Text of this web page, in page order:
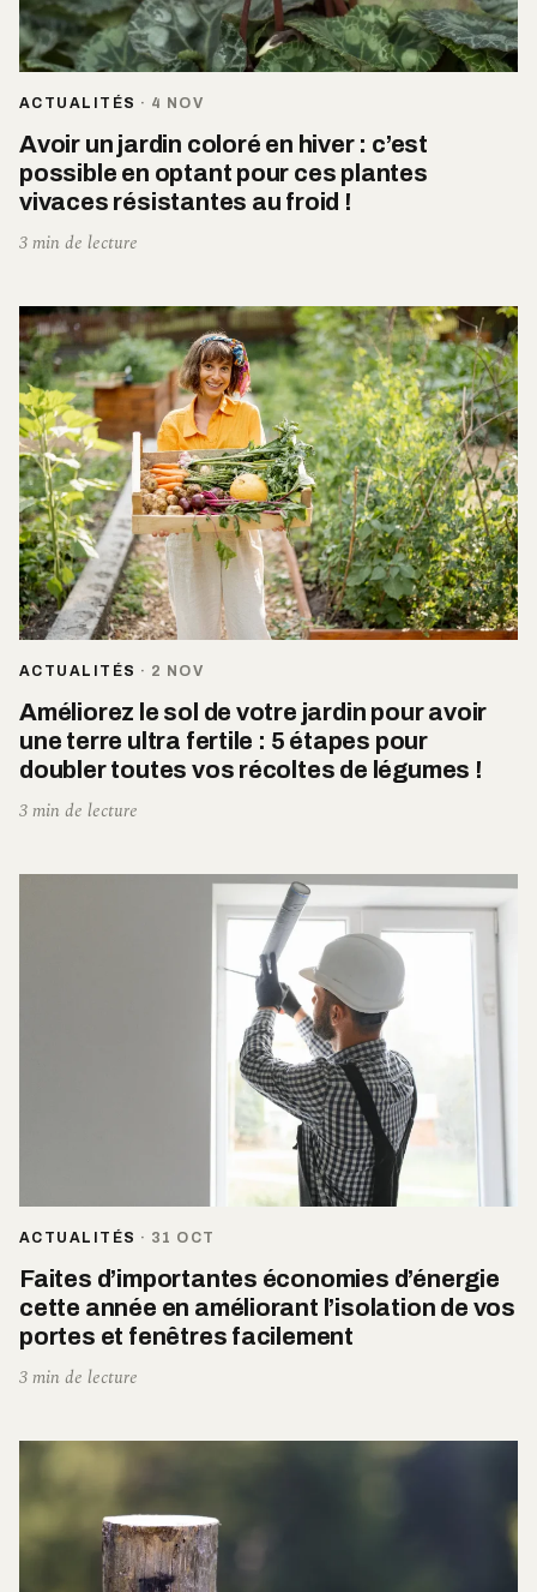
ACTUALITÉS · 4 NOV
Avoir un jardin coloré en hiver : c’est
possible en optant pour ces plantes
vivaces résistantes au froid !
3 min de lecture
ACTUALITÉS · 2 NOV
Améliorez le sol de votre jardin pour avoir
une terre ultra fertile : 5 étapes pour
doubler toutes vos récoltes de légumes !
3 min de lecture
ACTUALITÉS · 31 OCT
Faites d’importantes économies d’énergie
cette année en améliorant l’isolation de vos
portes et fenêtres facilement
3 min de lecture